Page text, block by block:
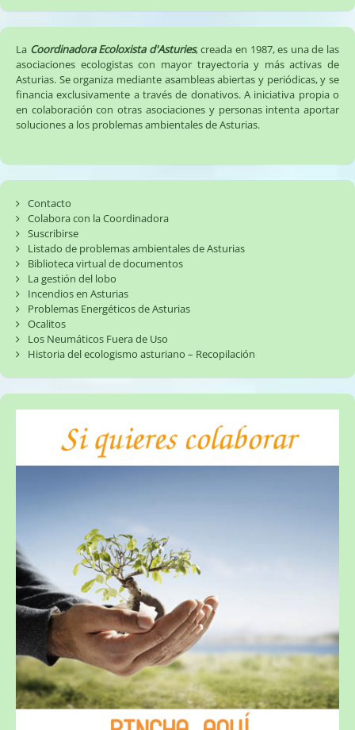
La Coordinadora Ecoloxista d'Asturies, creada en 1987, es una de las
asociaciones ecologistas con mayor trayectoria y más activas de
Asturias. Se organiza mediante asambleas abiertas y periódicas, y se
financia exclusivamente a través de donativos. A iniciativa propia o
en colaboración con otras asociaciones y personas intenta aportar
soluciones a los problemas ambientales de Asturias.
Contacto
Colabora con la Coordinadora
Suscribirse
Listado de problemas ambientales de Asturias
Biblioteca virtual de documentos
La gestión del lobo
Incendios en Asturias
Problemas Energéticos de Asturias
Ocalitos
Los Neumáticos Fuera de Uso
Historia del ecologismo asturiano – Recopilación